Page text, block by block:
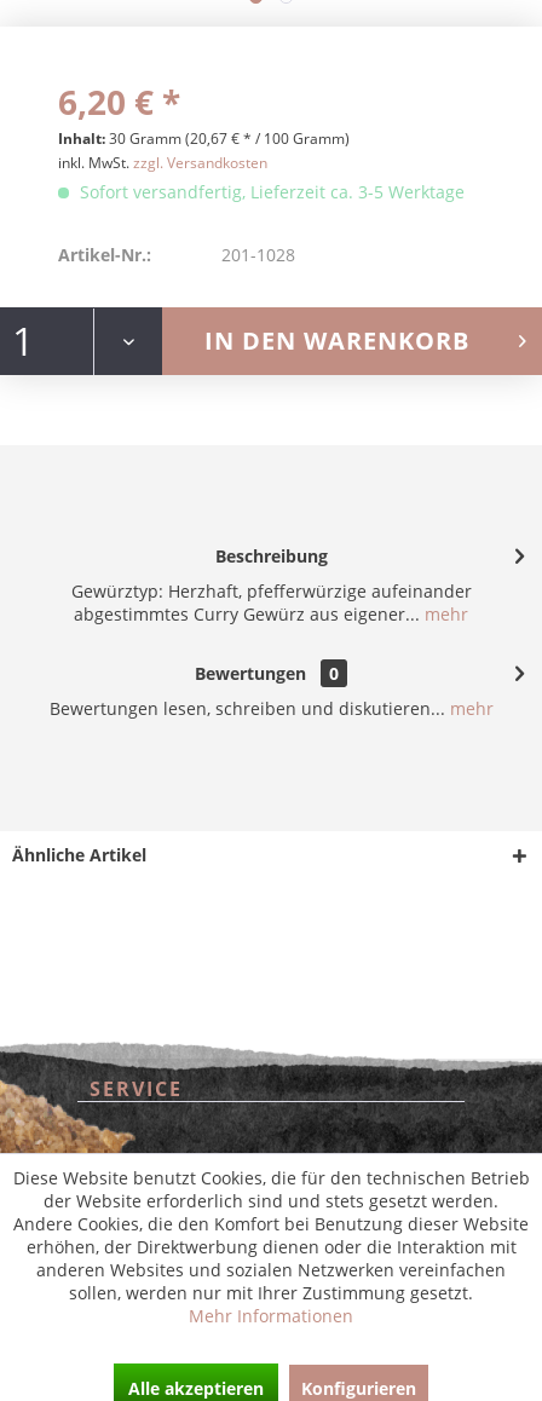
6,20 € *
Inhalt:30 Gramm (20,67 € * / 100 Gramm)
inkl. MwSt.zzgl. Versandkosten
Sofort versandfertig, Lieferzeit ca. 3-5 Werktage
IN DEN WARENKORB
Artikel-Nr.: 201-1028
Beschreibung
Gewürztyp: Herzhaft, pfefferwürzige aufeinander
abgestimmtes Curry Gewürz aus eigener... mehr
Bewertungen
0
Bewertungen lesen, schreiben und diskutieren... mehr
Ähnliche Artikel
SERVICE
SHOP SERVICE
INFORMATIONEN
NEWSLETTER
* Alle Preise inkl. gesetzl. Mehrwertsteuer zzgl.Versandkostenund ggf.
Nachnahmegebühren, wenn nicht anders beschrieben
aus der digitalenwollwinderei
Diese Website benutzt Cookies, die für den technischen Betrieb
der Website erforderlich sind und stets gesetzt werden.
Andere Cookies, die den Komfort bei Benutzung dieser Website
erhöhen, der Direktwerbung dienen oder die Interaktion mit
anderen Websites und sozialen Netzwerken vereinfachen
sollen, werden nur mit Ihrer Zustimmung gesetzt.
Mehr Informationen
Alle akzeptieren Konfigurieren